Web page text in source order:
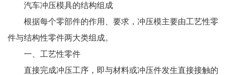
汽车冲压模具的结构组成
根据每个零部件的作用、要求，冲压模主要由工艺性零
件与结构性零件两大类组成。
一、工艺性零件
直接完成冲压工序，即与材料或冲压件发生直接接触的